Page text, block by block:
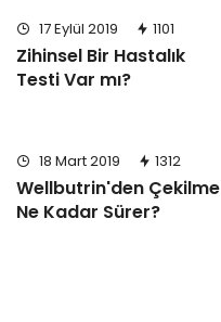
17 Eylül 2019 1101
Zihinsel Bir Hastalık
Testi Var mı?
18 Mart 2019 1312
Wellbutrin'den Çekilme
Ne Kadar Sürer?